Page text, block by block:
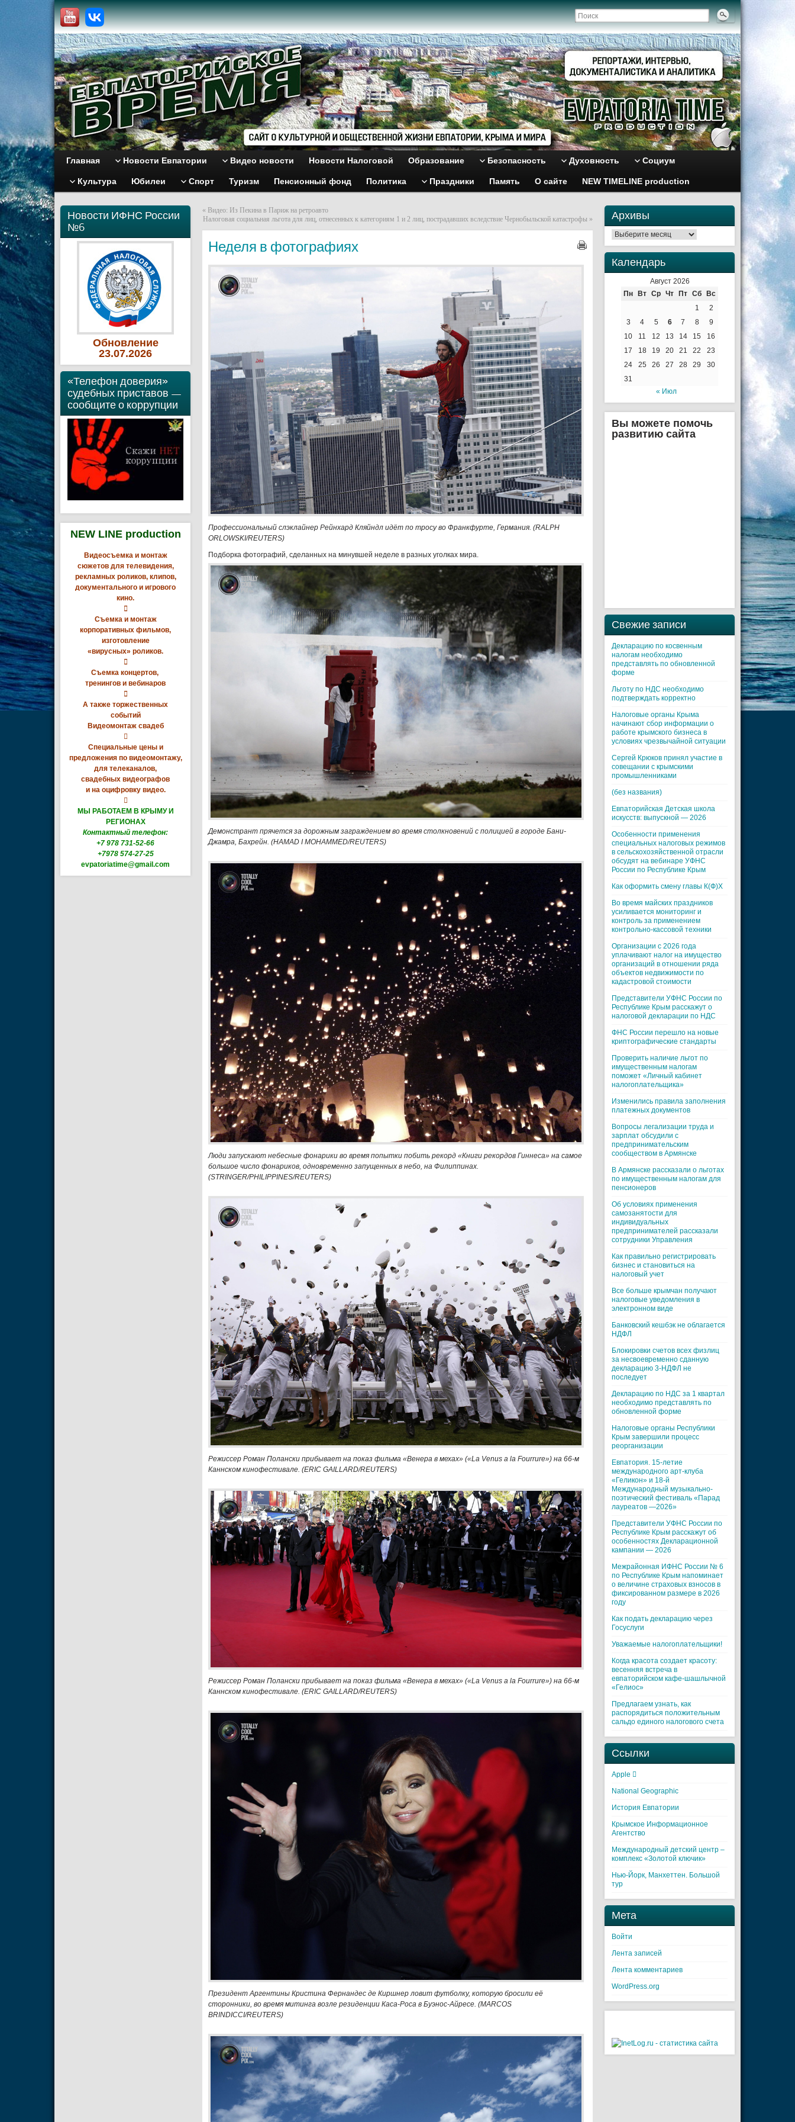
Главная Новости Евпатории Видео новости Новости Налоговой Образование Безопасность Духовность Социум
Культура Юбилеи Спорт Туризм Пенсионный фонд Политика Праздники Память О сайте NEW TIMELINE production
Новости ИФНС России
№6
Обновление
23.07.2026
«Телефон доверия»
судебных приставов —
сообщите о коррупции
NEW LINE production
Видеосъемка и монтаж
сюжетов для телевидения,
рекламных роликов, клипов,
документального и игрового
кино.

Съемка и монтаж
корпоративных фильмов,
изготовление
«вирусных» роликов.

Съемка концертов,
тренингов и вебинаров

А также торжественных
событий
Видеомонтаж свадеб

Специальные цены и
предложения по видеомонтажу,
для телеканалов,
свадебных видеографов
и на оцифровку видео.

МЫ РАБОТАЕМ В КРЫМУ И
РЕГИОНАХ
Контактный телефон:
+7 978 731-52-66
+7978 574-27-25
evpatoriatime@gmail.com
« Видео: Из Пекина в Париж на ретроавто
Налоговая социальная льгота для лиц, отнесенных к категориям 1 и 2 лиц, пострадавших вследствие Чернобыльской катастрофы »
Неделя в фотографиях
Профессиональный слэклайнер Рейнхард Кляйндл идёт по тросу во Франкфурте, Германия. (RALPH
ORLOWSKI/REUTERS)
Подборка фотографий, сделанных на минувшей неделе в разных уголках мира.
Демонстрант прячется за дорожным заграждением во время столкновений с полицией в городе Бани-
Джамра, Бахрейн. (HAMAD I MOHAMMED/REUTERS)
Люди запускают небесные фонарики во время попытки побить рекорд «Книги рекордов Гиннеса» на самое
большое число фонариков, одновременно запущенных в небо, на Филиппинах.
(STRINGER/PHILIPPINES/REUTERS)
Режиссер Роман Полански прибывает на показ фильма «Венера в мехах» («La Venus a la Fourrure») на 66-м
Каннском кинофестивале. (ERIC GAILLARD/REUTERS)
Режиссер Роман Полански прибывает на показ фильма «Венера в мехах» («La Venus a la Fourrure») на 66-м
Каннском кинофестивале. (ERIC GAILLARD/REUTERS)
Президент Аргентины Кристина Фернандес де Киршнер ловит футболку, которую бросили её
сторонники, во время митинга возле резиденции Каса-Роса в Буэнос-Айресе. (MARCOS
BRINDICCI/REUTERS)
Архивы
Архивы
Календарь
Август 2026
Пн
Вт Ср Чт Пт Сб
Вс
1
2
3
4 5 6 7 8
9
10
11 12 13 14 15
16
17
18 19 20 21 22
23
24
25 26 27 28 29
30
31
« Июл
Вы можете помочь
развитию сайта
Свежие записи
Декларацию по косвенным
налогам необходимо
представлять по обновленной
форме
Льготу по НДС необходимо
подтверждать корректно
Налоговые органы Крыма
начинают сбор информации о
работе крымского бизнеса в
условиях чрезвычайной ситуации
Cергей Крюков принял участие в
совещании с крымскими
промышленниками
(без названия)
Евпаторийская Детская школа
искусств: выпускной — 2026
Особенности применения
специальных налоговых режимов
в сельскохозяйственной отрасли
обсудят на вебинаре УФНС
России по Республике Крым
Как оформить смену главы К(Ф)Х
Во время майских праздников
усиливается мониторинг и
контроль за применением
контрольно-кассовой техники
Организации с 2026 года
уплачивают налог на имущество
организаций в отношении ряда
объектов недвижимости по
кадастровой стоимости
Представители УФНС России по
Республике Крым расскажут о
налоговой декларации по НДС
ФНС России перешло на новые
криптографические стандарты
Проверить наличие льгот по
имущественным налогам
поможет «Личный кабинет
налогоплательщика»
Изменились правила заполнения
платежных документов
Вопросы легализации труда и
зарплат обсудили с
предпринимательским
сообществом в Армянске
В Армянске рассказали о льготах
по имущественным налогам для
пенсионеров
Об условиях применения
самозанятости для
индивидуальных
предпринимателей рассказали
сотрудники Управления
Как правильно регистрировать
бизнес и становиться на
налоговый учет
Все больше крымчан получают
налоговые уведомления в
электронном виде
Банковский кешбэк не облагается
НДФЛ
Блокировки счетов всех физлиц
за несвоевременно сданную
декларацию 3-НДФЛ не
последует
Декларацию по НДС за 1 квартал
необходимо представлять по
обновленной форме
Налоговые органы Республики
Крым завершили процесс
реорганизации
Евпатория. 15-летие
международного арт-клуба
«Геликон» и 18-й
Международный музыкально-
поэтический фестиваль «Парад
лауреатов —2026»
Представители УФНС России по
Республике Крым расскажут об
особенностях Декларационной
кампании — 2026
Межрайонная ИФНС России № 6
по Республике Крым напоминает
о величине страховых взносов в
фиксированном размере в 2026
году
Как подать декларацию через
Госуслуги
Уважаемые налогоплательщики!
Когда красота создает красоту:
весенняя встреча в
евпаторийском кафе-шашлычной
«Гелиос»
Предлагаем узнать, как
распорядиться положительным
сальдо единого налогового счета
Ссылки
Apple 
National Geographic
История Евпатории
Крымское Информационное
Агентство
Международный детский центр –
комплекс «Золотой ключик»
Нью-Йорк, Манхеттен. Большой
тур
Мета
Войти
Лента записей
Лента комментариев
WordPress.org